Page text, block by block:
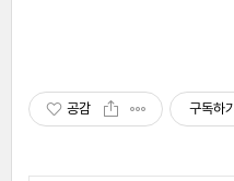
공감 구독하기